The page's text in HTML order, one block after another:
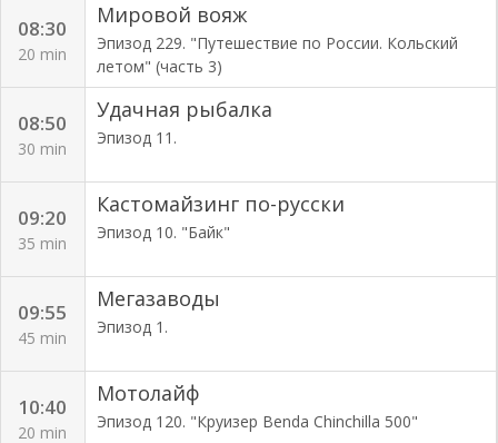
08:30
20 min
Мировой вояж
Эпизод 229. "Путешествие по России. Кольский
летом" (часть 3)
08:50
30 min
Удачная рыбалка
Эпизод 11.
09:20
35 min
Кастомайзинг по-русски
Эпизод 10. "Байк"
09:55
45 min
Мегазаводы
Эпизод 1.
10:40
20 min
Мотолайф
Эпизод 120. "Круизер Benda Chinchilla 500"